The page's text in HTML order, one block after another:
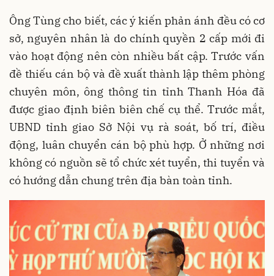
Ông Tùng cho biết, các ý kiến phản ánh đều có cơ
sở, nguyên nhân là do chính quyền 2 cấp mới đi
vào hoạt động nên còn nhiều bất cập. Trước vấn
đề thiếu cán bộ và đề xuất thành lập thêm phòng
chuyên môn, ông thông tin tỉnh Thanh Hóa đã
được giao định biên biên chế cụ thể. Trước mắt,
UBND tỉnh giao Sở Nội vụ rà soát, bố trí, điều
động, luân chuyển cán bộ phù hợp. Ở những nơi
không có nguồn sẽ tổ chức xét tuyển, thi tuyển và
có hướng dẫn chung trên địa bàn toàn tỉnh.